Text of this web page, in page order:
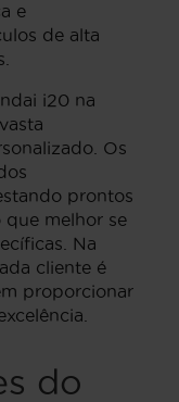
e
de alta
i20 na
Os
prontos
que melhor se
Na
cliente é
proporcionar
do